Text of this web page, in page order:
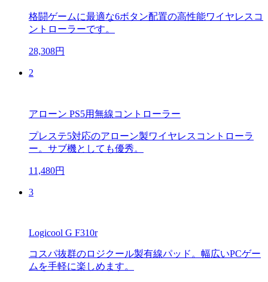
格闘ゲームに最適な6ボタン配置の高性能ワイヤレスコ
ントローラーです。
28,308円
2
アローン PS5用無線コントローラー
プレステ5対応のアローン製ワイヤレスコントローラ
ー。サブ機としても優秀。
11,480円
3
Logicool G F310r
コスパ抜群のロジクール製有線パッド。幅広いPCゲー
ムを手軽に楽しめます。